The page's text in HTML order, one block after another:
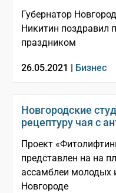
Губернатор
Никитин поздравил
праздником
26.05.2021 | Бизнес
Новгородские
рецептуру чая с
Проект
представлен на на
ассамблеи молодых
Новгороде